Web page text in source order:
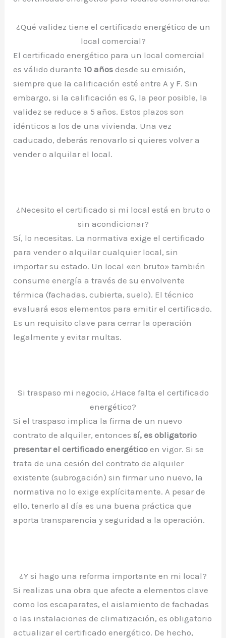
¿Qué validez tiene el certificado energético de un
local comercial?
El certificado energético para un local comercial
es válido durante 10 años desde su emisión,
siempre que la calificación esté entre A y F. Sin
embargo, si la calificación es G, la peor posible, la
validez se reduce a 5 años. Estos plazos son
idénticos a los de una vivienda. Una vez
caducado, deberás renovarlo si quieres volver a
vender o alquilar el local.
¿Necesito el certificado si mi local está en bruto o
sin acondicionar?
Sí, lo necesitas. La normativa exige el certificado
para vender o alquilar cualquier local, sin
importar su estado. Un local «en bruto» también
consume energía a través de su envolvente
térmica (fachadas, cubierta, suelo). El técnico
evaluará esos elementos para emitir el certificado.
Es un requisito clave para cerrar la operación
legalmente y evitar multas.
Si traspaso mi negocio, ¿Hace falta el certificado
energético?
Si el traspaso implica la firma de un nuevo
contrato de alquiler, entoncessí, es obligatorio
presentar el certificado energético en vigor. Si se
trata de una cesión del contrato de alquiler
existente (subrogación) sin firmar uno nuevo, la
normativa no lo exige explícitamente. A pesar de
ello, tenerlo al día es una buena práctica que
aporta transparencia y seguridad a la operación.
¿Y si hago una reforma importante en mi local?
Si realizas una obra que afecte a elementos clave
como los escaparates, el aislamiento de fachadas
o las instalaciones de climatización, es obligatorio
actualizar el certificado energético. De hecho,